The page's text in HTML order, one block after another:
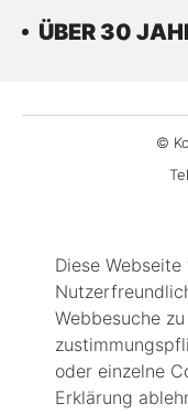
Diese
Webbesuche
oder einzelne
Erklärung
ÜBER 30
©